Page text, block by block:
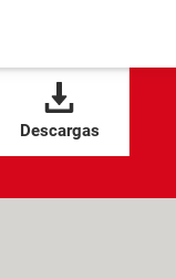
Descargas